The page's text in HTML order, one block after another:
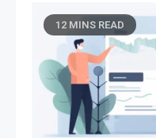
12 MINS READ